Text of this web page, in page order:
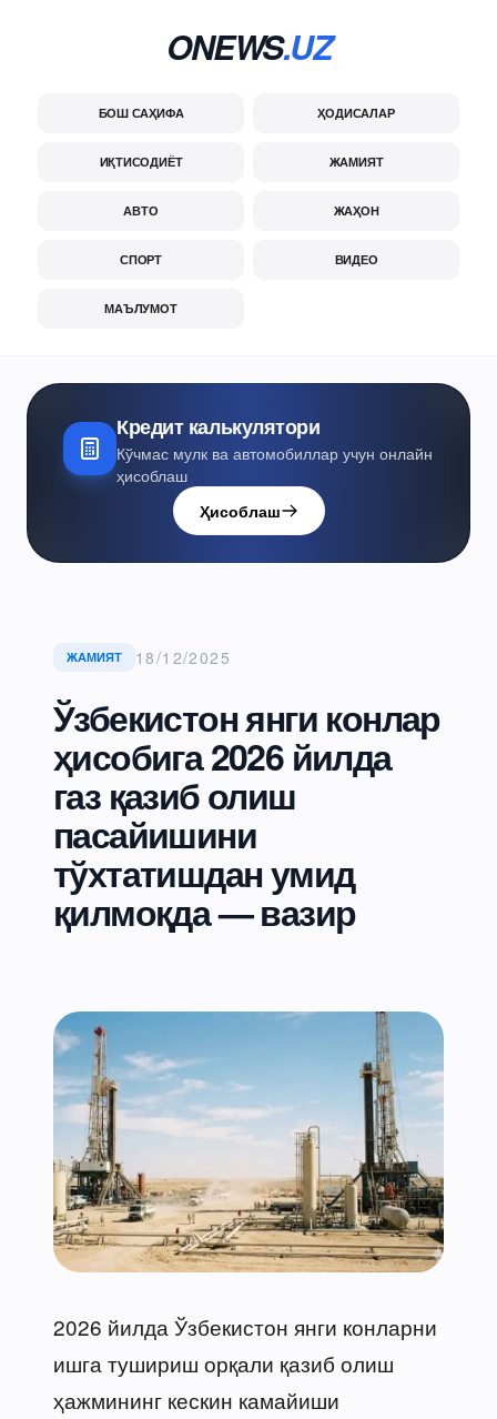
ONEWS.UZ
БОШ САҲИФА ҲОДИСАЛАР
ИҚТИСОДИЁТ ЖАМИЯТ
АВТО ЖАҲОН
СПОРТ ВИДЕО
МАЪЛУМОТ
Кредит калькулятори
Кўчмас мулк ва автомобиллар учун онлайн
ҳисоблаш
Ҳисоблаш
ЖАМИЯТ 18/12/2025
Ўзбекистон янги конлар
ҳисобига 2026 йилда
газ қазиб олиш
пасайишини
тўхтатишдан умид
қилмоқда — вазир
2026 йилда Ўзбекистон янги конларни
ишга тушириш орқали қазиб олиш
ҳажмининг кескин камайиши